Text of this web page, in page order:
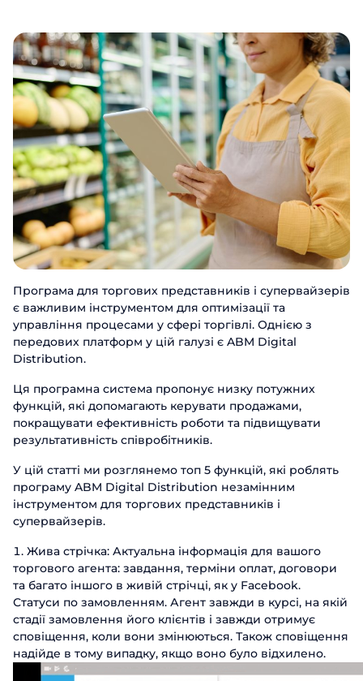
Програма для торгових представників і супервайзерів
є важливим інструментом для оптимізації та
управління процесами у сфері торгівлі. Однією з
передових платформ у цій галузі є ABM Digital
Distribution.
Ця програмна система пропонує низку потужних
функцій, які допомагають керувати продажами,
покращувати ефективність роботи та підвищувати
результативність співробітників.
У цій статті ми розглянемо топ 5 функцій, які роблять
програму ABM Digital Distribution незамінним
інструментом для торгових представників і
супервайзерів.
Жива стрічка: Актуальна інформація для вашого
торгового агента: завдання, терміни оплат, договори
та багато іншого в живій стрічці, як у Facebook.
Статуси по замовленням. Агент завжди в курсі, на якій
стадії замовлення його клієнтів і завжди отримує
сповіщення, коли вони змінюються. Також сповіщення
надійде в тому випадку, якщо воно було відхилено.